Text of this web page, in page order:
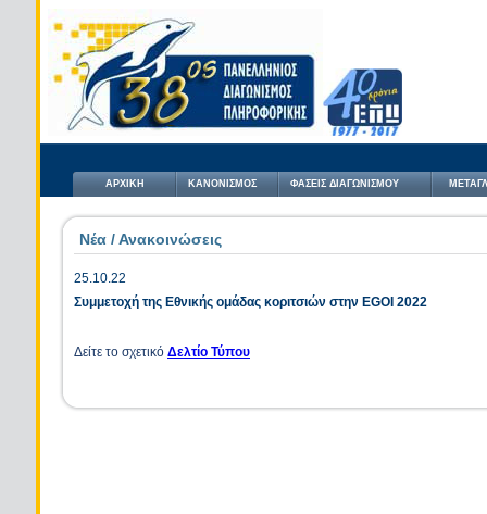
ΑΡΧΙΚΗ ΚΑΝΟΝΙΣΜΟΣ ΦΑΣΕΙΣ ΔΙΑΓΩΝΙΣΜΟΥ
Νέα / Ανακοινώσεις
25.10.22
Συμμετοχή της Εθνικής ομάδας κοριτσιών στην EGOI 2022
Δείτε το σχετικό Δελτίο Τύπου